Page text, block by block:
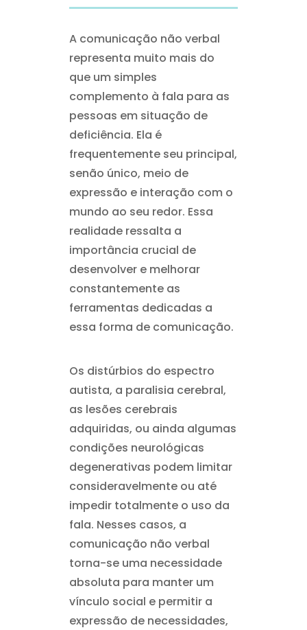
A comunicação não verbal
representa muito mais do
que um simples
complemento à fala para as
pessoas em situação de
deficiência. Ela é
frequentemente seu principal,
senão único, meio de
expressão e interação com o
mundo ao seu redor. Essa
realidade ressalta a
importância crucial de
desenvolver e melhorar
constantemente as
ferramentas dedicadas a
essa forma de comunicação.
Os distúrbios do espectro
autista, a paralisia cerebral,
as lesões cerebrais
adquiridas, ou ainda algumas
condições neurológicas
degenerativas podem limitar
consideravelmente ou até
impedir totalmente o uso da
fala. Nesses casos, a
comunicação não verbal
torna-se uma necessidade
absoluta para manter um
vínculo social e permitir a
expressão de necessidades,